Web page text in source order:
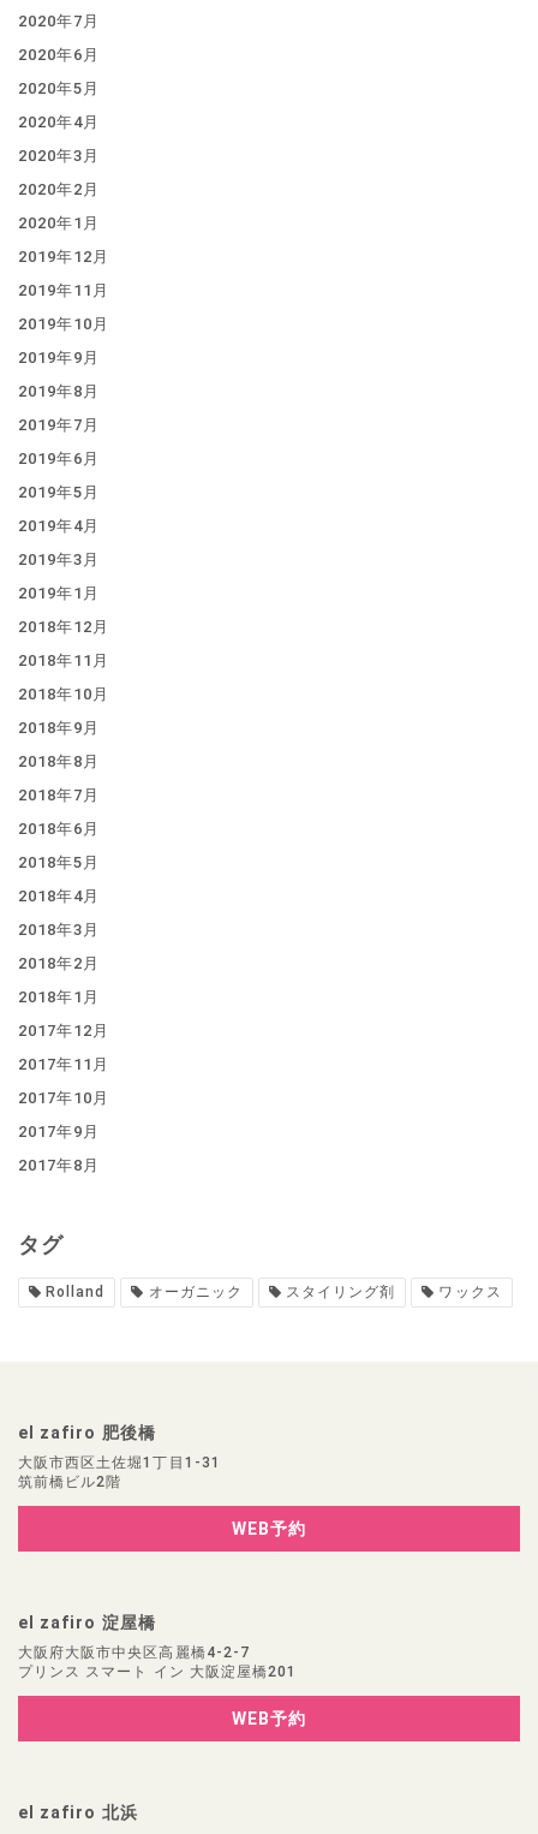
2020年7月
2020年6月
2020年5月
2020年4月
2020年3月
2020年2月
2020年1月
2019年12月
2019年11月
2019年10月
2019年9月
2019年8月
2019年7月
2019年6月
2019年5月
2019年4月
2019年3月
2019年1月
2018年12月
2018年11月
2018年10月
2018年9月
2018年8月
2018年7月
2018年6月
2018年5月
2018年4月
2018年3月
2018年2月
2018年1月
2017年12月
2017年11月
2017年10月
2017年9月
2017年8月
タグ
Rolland オーガニック スタイリング剤 ワックス
el zafiro 肥後橋
大阪市西区土佐堀1丁目1-31
筑前橋ビル2階
WEB予約
el zafiro 淀屋橋
大阪府大阪市中央区高麗橋4-2-7
プリンス スマート イン 大阪淀屋橋201
WEB予約
el zafiro 北浜